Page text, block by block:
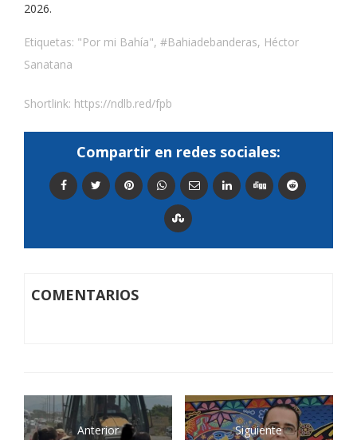
2026.
Etiquetas: "Por mi Bahía", #Bahiadebanderas, Héctor
Sanatana
Shortlink: https://ndlb.red/fpb
Compartir en redes sociales:
COMENTARIOS
Anterior Siguiente